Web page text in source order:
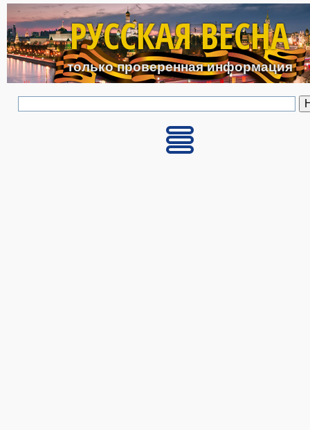
Перейти к основному
РУССКАЯ ВЕСНА
только проверенная информация